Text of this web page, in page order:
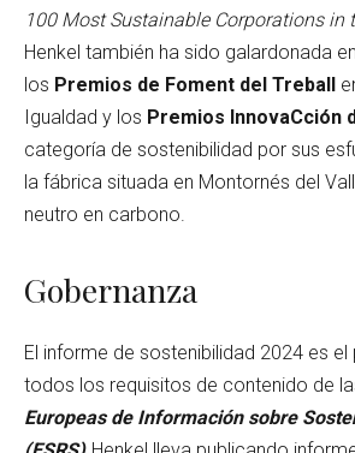
100 Most Sustainable Corporations in
Henkel también ha sido galardonada
los Premios de Foment del Treball
Igualdad y los Premios InnovaCción
categoría de sostenibilidad por sus
la fábrica situada en Montornés del
neutro en carbono.
Gobernanza
El informe de sostenibilidad 2024 es
todos los requisitos de contenido de
Europeas de Información sobre